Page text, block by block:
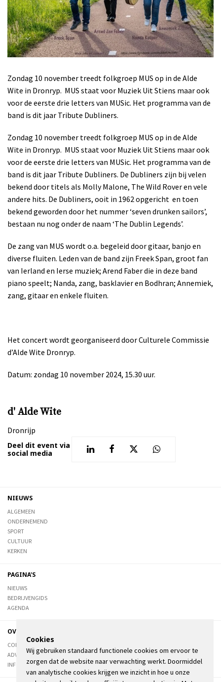
Zondag 10 november treedt folkgroep MUS op in de Alde
Wite in Dronryp. MUS staat voor Muziek Uit Stiens maar ook
voor de eerste drie letters van MUSic. Het programma van de
band is dit jaar Tribute Dubliners.
Zondag 10 november treedt folkgroep MUS op in de Alde
Wite in Dronryp. MUS staat voor Muziek Uit Stiens maar ook
voor de eerste drie letters van MUSic. Het programma van de
band is dit jaar Tribute Dubliners. De Dubliners zijn bij velen
bekend door titels als Molly Malone, The Wild Rover en vele
andere hits. De Dubliners, ooit in 1962 opgericht en toen
bekend geworden door het nummer ‘seven drunken sailors’,
bestaan nu nog onder de naam ‘The Dublin Legends’.
De zang van MUS wordt o.a. begeleid door gitaar, banjo en
diverse fluiten. Leden van de band zijn Freek Span, groot fan
van Ierland en Ierse muziek; Arend Faber die in deze band
piano speelt; Nanda, zang, basklavier en Bodhran; Annemiek,
zang, gitaar en enkele fluiten.
Het concert wordt georganiseerd door Culturele Commissie
d’Alde Wite Dronryp.
Datum: zondag 10 november 2024, 15.30 uur.
d' Alde Wite
Dronrijp
Deel dit event via
social media
NIEUWS
ALGEMEEN
ONDERNEMEND
SPORT
CULTUUR
KERKEN
PAGINA'S
NIEUWS
BEDRIJVENGIDS
AGENDA
OVER DE STIENSER
CONTACT
ADVERTEREN
INFORMATIE
Cookies
Wij gebruiken standaard functionele cookies om ervoor te
zorgen dat de website naar verwachting werkt. Doormiddel
van analytische cookies krijgen we inzicht in hoe u onze